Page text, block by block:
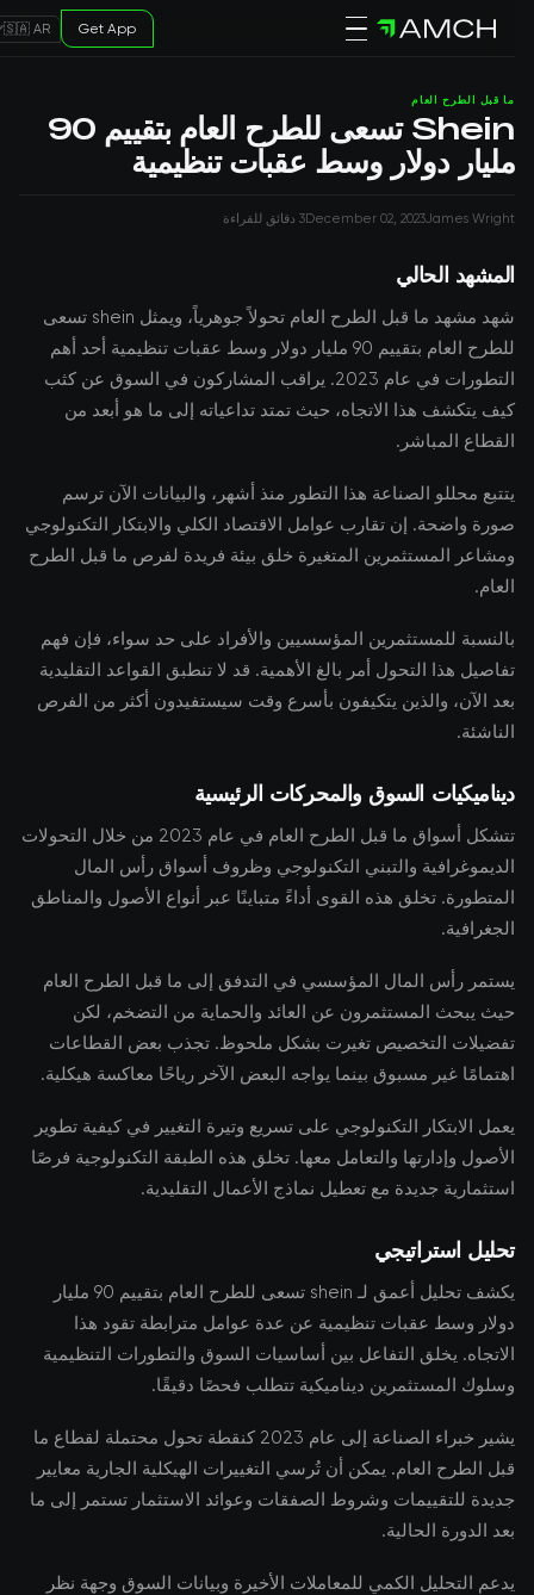
🇸🇦 AR Get App
ما قبل الطرح العام
Shein تسعى للطرح العام بتقييم 90
مليار دولار وسط عقبات تنظيمية
James Wright
December 02, 20233 دقائق للقراءة
المشهد الحالي
شهد مشهد ما قبل الطرح العام تحولاً جوهرياً، ويمثل shein تسعى
للطرح العام بتقييم 90 مليار دولار وسط عقبات تنظيمية أحد أهم
التطورات في عام 2023. يراقب المشاركون في السوق عن كثب
كيف يتكشف هذا الاتجاه، حيث تمتد تداعياته إلى ما هو أبعد من
القطاع المباشر.
يتتبع محللو الصناعة هذا التطور منذ أشهر، والبيانات الآن ترسم
صورة واضحة. إن تقارب عوامل الاقتصاد الكلي والابتكار التكنولوجي
ومشاعر المستثمرين المتغيرة خلق بيئة فريدة لفرص ما قبل الطرح
العام.
بالنسبة للمستثمرين المؤسسيين والأفراد على حد سواء، فإن فهم
تفاصيل هذا التحول أمر بالغ الأهمية. قد لا تنطبق القواعد التقليدية
بعد الآن، والذين يتكيفون بأسرع وقت سيستفيدون أكثر من الفرص
الناشئة.
ديناميكيات السوق والمحركات الرئيسية
تتشكل أسواق ما قبل الطرح العام في عام 2023 من خلال التحولات
الديموغرافية والتبني التكنولوجي وظروف أسواق رأس المال
المتطورة. تخلق هذه القوى أداءً متباينًا عبر أنواع الأصول والمناطق
الجغرافية.
يستمر رأس المال المؤسسي في التدفق إلى ما قبل الطرح العام
حيث يبحث المستثمرون عن العائد والحماية من التضخم، لكن
تفضيلات التخصيص تغيرت بشكل ملحوظ. تجذب بعض القطاعات
اهتمامًا غير مسبوق بينما يواجه البعض الآخر رياحًا معاكسة هيكلية.
يعمل الابتكار التكنولوجي على تسريع وتيرة التغيير في كيفية تطوير
الأصول وإدارتها والتعامل معها. تخلق هذه الطبقة التكنولوجية فرصًا
استثمارية جديدة مع تعطيل نماذج الأعمال التقليدية.
تحليل استراتيجي
يكشف تحليل أعمق لـ shein تسعى للطرح العام بتقييم 90 مليار
دولار وسط عقبات تنظيمية عن عدة عوامل مترابطة تقود هذا
الاتجاه. يخلق التفاعل بين أساسيات السوق والتطورات التنظيمية
وسلوك المستثمرين ديناميكية تتطلب فحصًا دقيقًا.
يشير خبراء الصناعة إلى عام 2023 كنقطة تحول محتملة لقطاع ما
قبل الطرح العام. يمكن أن تُرسي التغييرات الهيكلية الجارية معايير
جديدة للتقييمات وشروط الصفقات وعوائد الاستثمار تستمر إلى ما
بعد الدورة الحالية.
يدعم التحليل الكمي للمعاملات الأخيرة وبيانات السوق وجهة نظر